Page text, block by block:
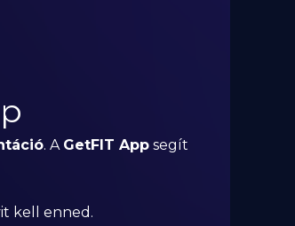
. A GetFIT Appsegít
kell enned.